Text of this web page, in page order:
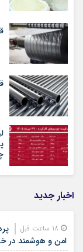
اخبار جدید
امن و هوشمند در